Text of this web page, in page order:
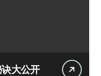
大公开